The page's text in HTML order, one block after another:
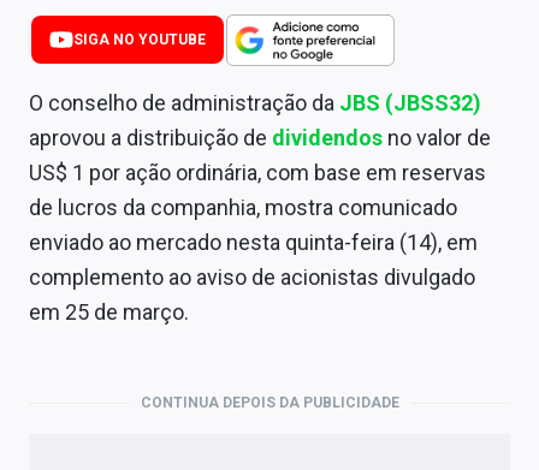
Central dos IPOs
Renda Fixa
Finanças Pessoais
Mercados
Economia
Empresas
SIGA NO YOUTUBE
O conselho de administração da JBS (JBSS32)
aprovou a distribuição de dividendos no valor de
US$ 1 por ação ordinária, com base em reservas
de lucros da companhia, mostra comunicado
enviado ao mercado nesta quinta-feira (14), em
complemento ao aviso de acionistas divulgado
em 25 de março.
CONTINUA DEPOIS DA PUBLICIDADE